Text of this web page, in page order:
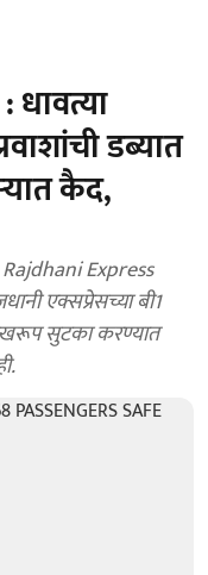
डब्यात
कैद,
Express
एक्सप्रेसच्या बी1
सुटका करण्यात